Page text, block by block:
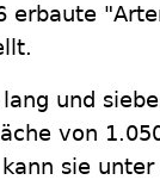
erbaute
und
von
sie unter